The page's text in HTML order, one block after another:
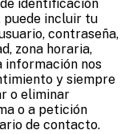
identificación
puede incluir tu
contraseña,
zona horaria,
información nos
y siempre
o eliminar
o a petición
de contacto.